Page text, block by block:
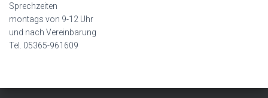
Sprechzeiten
montags von 9-12 Uhr
und nach Vereinbarung
Tel. 05365-961609